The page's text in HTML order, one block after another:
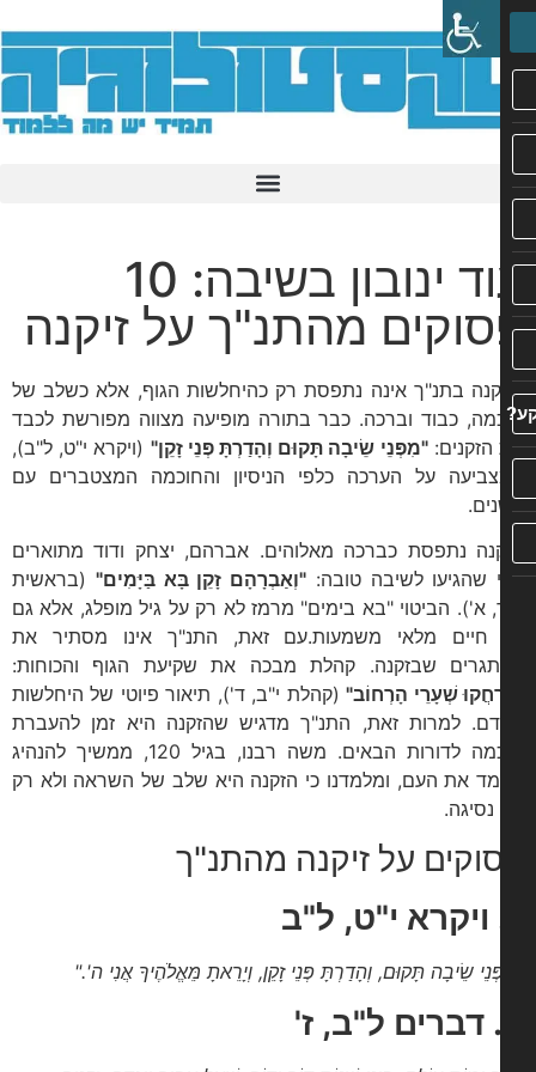
עוד ינובון בשיבה: 10
מהתנ"ך על זיקנה
בתנ"ך אינה נתפסת רק כהיחלשות הגוף, אלא כשלב של
כבוד וברכה. כבר בתורה מופיעה מצווה מפורשת לכבד
"מִפְּנֵי שֵׂיבָה תָּקוּם וְהָדַרְתָּ פְּנֵי זָקֵן" (ויקרא י"ט, ל"ב),
על הערכה כלפי הניסיון והחוכמה המצטברים עם
נתפסת כברכה מאלוהים. אברהם, יצחק ודוד מתוארים
שהגיעו לשיבה טובה:"וְאַבְרָהָם זָקֵן בָּא בַּיָּמִים"(בראשית
א'). הביטוי "בא בימים" מרמז לא רק על גיל מופלג, אלא גם
חיים מלאי משמעות.עם זאת, התנ"ך אינו מסתיר את
שבזקנה. קהלת מבכה את שקיעת הגוף והכוחות:
שְׁעָרֵי הָרְחוֹב"(קהלת י"ב, ד'), תיאור פיוטי של היחלשות
למרות זאת, התנ"ך מדגיש שהזקנה היא זמן להעברת
חוכמה לדורות הבאים. משה רבנו, בגיל 120, ממשיך להנהיג
את העם, ומלמדנו כי הזקנה היא שלב של השראה ולא רק
על זיקנה מהתנ"ך
שֵׂיבָה תָּקוּם, וְהָדַרְתָּ פְּנֵי זָקֵן, וְיָרֵאתָ מֵּאֱלֹהֶיךָ אֲנִי ה'."